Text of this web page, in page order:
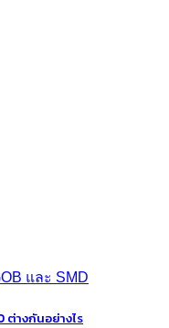
ต่างกันอย่างไร